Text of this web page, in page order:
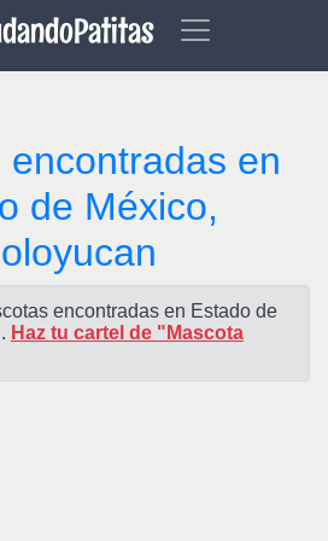
encontradas en
de México,
encontradas en Estado de
Haz tu cartel de "Mascota